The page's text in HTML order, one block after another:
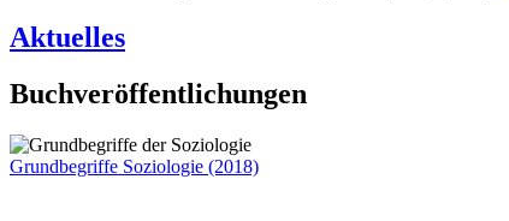
Aktuelles
Buchveröffentlichungen
Grundbegriffe Soziologie (2018)